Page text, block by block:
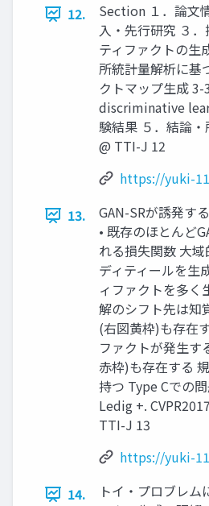
12.
Section １．論文
入・先行研究 ３
ティファクトの生
所統計量解析に基
クトマップ生成
discriminative
験結果 ５．結論
@ TTI-J 12
https://yuki-
13.
GAN-SRが誘発す
• 既存のほとんど
れる損失関数 大
ディティールを生
ィファクトを多く
解のシフト先は知
(右図黄枠)も存在
ファクトが発生す
赤枠)も存在する
持つ Type Cでの
Ledig +.
TTI-J 13
https://yuki-
14.
トイ・プロブレム